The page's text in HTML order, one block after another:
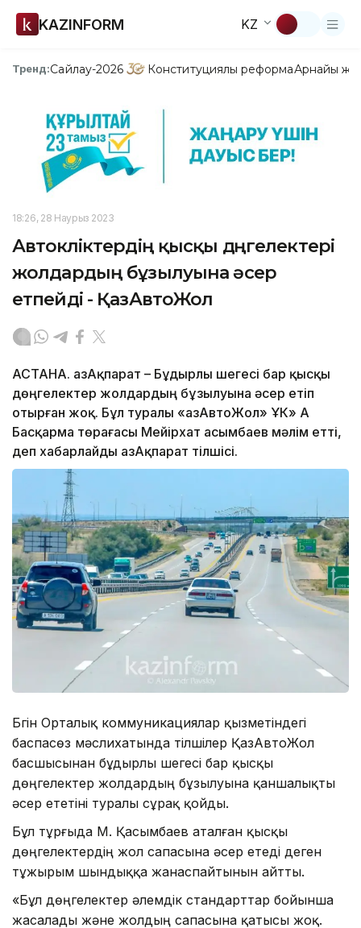
KAZINFORM KZ
Тренд:Сайлау-2026 Конституциялық реформаАрнайы
18:26, 28 Наурыз 2023
Автокөліктердің қысқы дөңгелектері
жолдардың бұзылуына әсер
етпейді - ҚазАвтоЖол
АСТАНА. ҚазАқпарат – Бұдырлы шегесі бар қысқы
дөңгелектер жолдардың бұзылуына әсер етіп
отырған жоқ. Бұл туралы «ҚазАвтоЖол» ҰК» АҚ
Басқарма төрағасы Мейірхат Қасымбаев мәлім етті,
деп хабарлайды ҚазАқпарат тілшісі.
Бүгін Орталық коммуникациялар қызметіндегі
баспасөз мәслихатында тілшілер ҚазАвтоЖол
басшысынан бұдырлы шегесі бар қысқы
дөңгелектер жолдардың бұзылуына қаншалықты
әсер ететіні туралы сұрақ қойды.
Бұл тұрғыда М. Қасымбаев аталған қысқы
дөңгелектердің жол сапасына әсер етеді деген
тұжырым шындыққа жанаспайтынын айтты.
«Бұл дөңгелектер әлемдік стандарттар бойынша
жасалады және жолдың сапасына қатысы жоқ.